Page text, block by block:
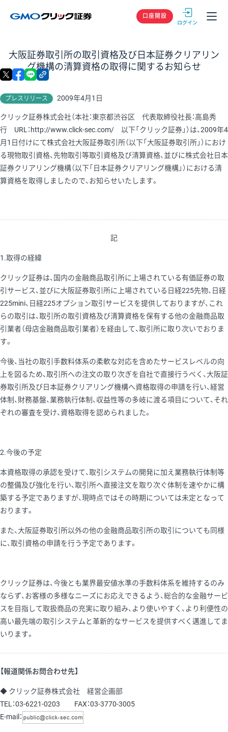
GMOクリック
口座開設
大阪証券取引所の取引資格及び日本証券クリアリン
グ機構の清算資格の取得に関するお知らせ
プレスリリース 2009年4月1日
X facebook
クリック証券株式会社（本社：東京都渋谷区 代表取締役社長：高島秀
行 URL：http://www.click-sec.com/ 以下「クリック証券」）は、2009年4
月1日付けにて株式会社大阪証券取引所（以下「大阪証券取引所」）におけ
る現物取引資格、先物取引等取引資格及び清算資格、並びに株式会社日本
証券クリアリング機構（以下「日本証券クリアリング機構」）における清
算資格を取得しましたので、お知らせいたします。
記
1.取得の経緯
クリック証券は、国内の金融商品取引所に上場されている有価証券の取
引サービス、並びに大阪証券取引所に上場されている日経225先物、日経
225mini、日経225オプション取引サービスを提供しておりますが、これ
らの取引は、取引所の取引資格及び清算資格を保有する他の金融商品取
引業者（母店金融商品取引業者）を経由して、取引所に取り次いでおりま
す。
今後、当社の取引手数料体系の柔軟な対応を含めたサービスレベルの向
上を図るため、取引所への注文の取り次ぎを自社で直接行うべく、大阪証
券取引所及び日本証券クリアリング機構へ資格取得の申請を行い、経営
体制、財務基盤、業務執行体制、収益性等の多岐に渡る項目について、それ
ぞれの審査を受け、資格取得を認められました。
2.今後の予定
本資格取得の承認を受けて、取引システムの開発に加え業務執行体制等
の整備及び強化を行い、取引所へ直接注文を取り次ぐ体制を速やかに構
築する予定でありますが、現時点ではその時期については未定となって
おります。
また、大阪証券取引所以外の他の金融商品取引所の取引についても同様
に、取引資格の申請を行う予定であります。
クリック証券は、今後とも業界最安値水準の手数料体系を維持するのみ
ならず、お客様の多様なニーズにお応えできるよう、総合的な金融サービ
スを目指して取扱商品の充実に取り組み、より使いやすく、より利便性の
高い最先端の取引システムと革新的なサービスを提供すべく邁進してま
いります。
【報道関係お問合わせ先】
◆ クリック証券株式会社 経営企画部
TEL：03-6221-0203 FAX：03-3770-3005
E-mail：